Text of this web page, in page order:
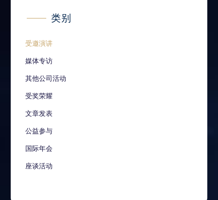
类别
受邀演讲
媒体专访
其他公司活动
受奖荣耀
文章发表
公益参与
国际年会
座谈活动